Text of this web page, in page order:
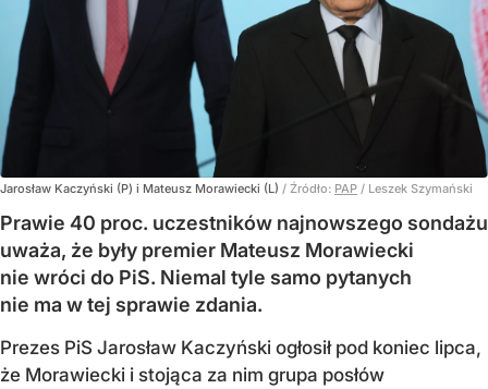
Jarosław Kaczyński (P) i Mateusz Morawiecki (L) / Źródło: PAP / Leszek Szymański
Prawie 40 proc. uczestników najnowszego sondażu
uważa, że były premier Mateusz Morawiecki
nie wróci do PiS. Niemal tyle samo pytanych
nie ma w tej sprawie zdania.
Prezes PiS Jarosław Kaczyński ogłosił pod koniec lipca,
że Morawiecki i stojąca za nim grupa posłów